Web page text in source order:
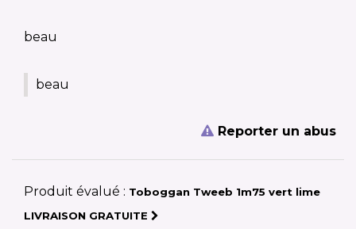
beau
beau
Reporter un abus
Produit évalué : Toboggan Tweeb 1m75 vert lime
LIVRAISON GRATUITE